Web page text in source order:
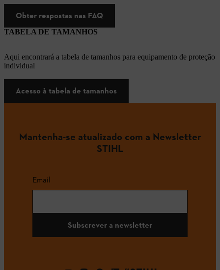
Obter respostas nas FAQ
TABELA DE TAMANHOS
Aqui encontrará a tabela de tamanhos para equipamento de proteção
individual
Acesso à tabela de tamanhos
Mantenha-se atualizado com a Newsletter
STIHL
Email
Subscrever a newsletter